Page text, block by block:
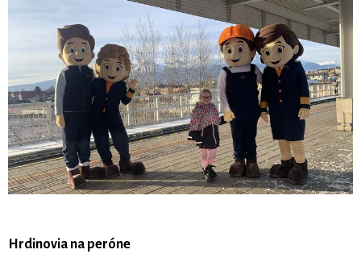
Hrdinovia na peróne